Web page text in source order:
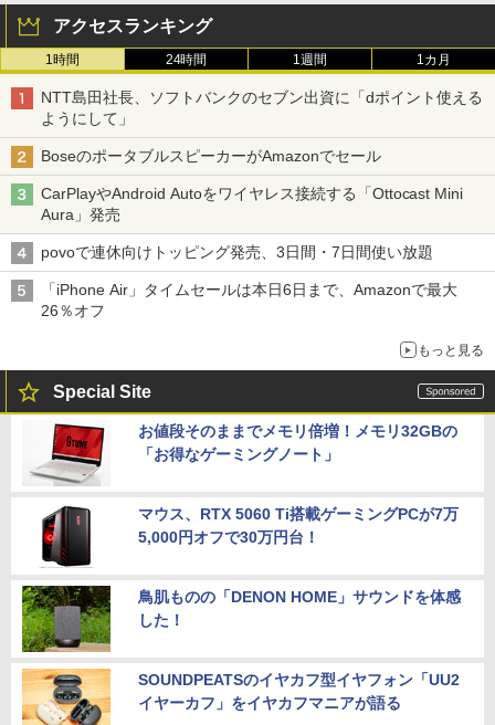
アクセスランキング
1時間 24時間 1週間 1カ月
NTT島田社長、ソフトバンクのセブン出資に「dポイント使える
ようにして」
BoseのポータブルスピーカーがAmazonでセール
CarPlayやAndroid Autoをワイヤレス接続する「Ottocast Mini
Aura」発売
povoで連休向けトッピング発売、3日間・7日間使い放題
「iPhone Air」タイムセールは本日6日まで、Amazonで最大
26％オフ
もっと見る
Special Site
お値段そのままでメモリ倍増！メモリ32GBの
「お得なゲーミングノート」
マウス、RTX 5060 Ti搭載ゲーミングPCが7万
5,000円オフで30万円台！
鳥肌ものの「DENON HOME」サウンドを体感
した！
SOUNDPEATSのイヤカフ型イヤフォン「UU2
イヤーカフ」をイヤカフマニアが語る